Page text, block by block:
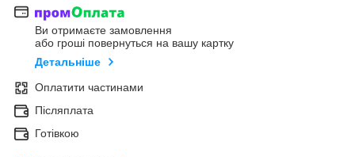
Ви отримаєте замовлення
або гроші повернуться на вашу картку
Детальніше
Оплатити частинами
Післяплата
Готівкою